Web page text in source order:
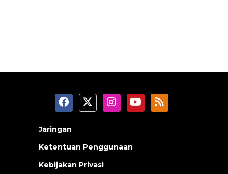
Jaringan
Ketentuan Penggunaan
Kebijakan Privasi